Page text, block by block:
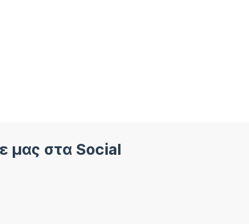
μας στα Social